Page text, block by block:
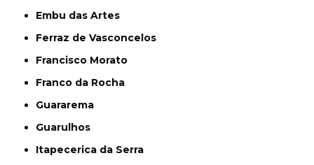
Embu das Artes
Ferraz de Vasconcelos
Francisco Morato
Franco da Rocha
Guararema
Guarulhos
Itapecerica da Serra